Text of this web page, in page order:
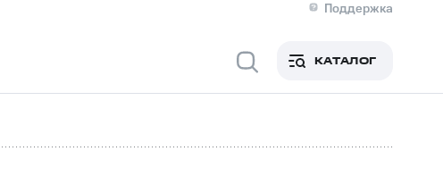
Поддержка
Медиа-центр
Новости в регионе
Контроль и аудитРынок акций
КАТАЛОГ